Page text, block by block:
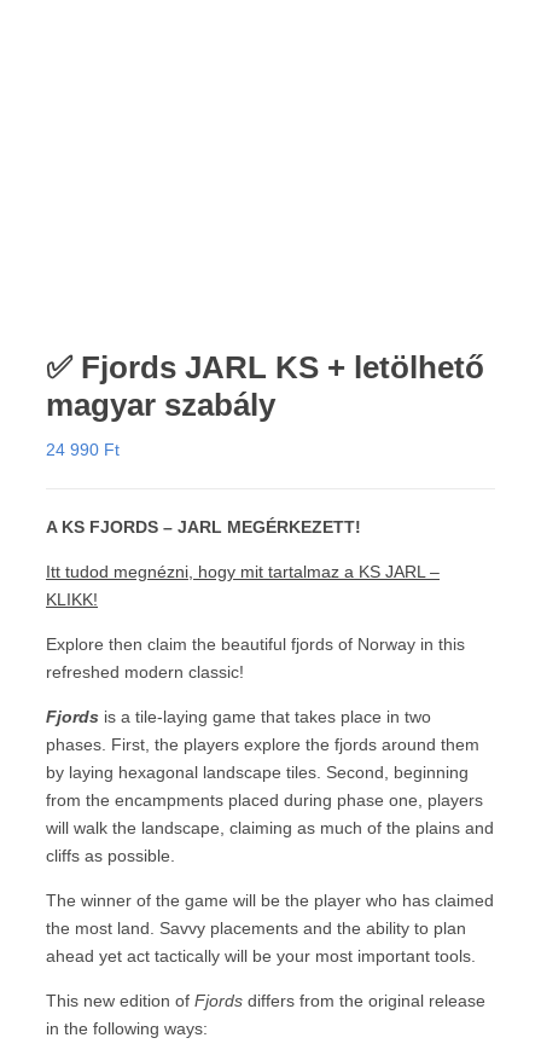
✅ Fjords JARL KS + letölhető
magyar szabály
24 990 Ft
A KS FJORDS – JARL MEGÉRKEZETT!
Itt tudod megnézni, hogy mit tartalmaz a KS JARL –
KLIKK!
Explore then claim the beautiful fjords of Norway in this
refreshed modern classic!
Fjords is a tile-laying game that takes place in two
phases. First, the players explore the fjords around them
by laying hexagonal landscape tiles. Second, beginning
from the encampments placed during phase one, players
will walk the landscape, claiming as much of the plains and
cliffs as possible.
The winner of the game will be the player who has claimed
the most land. Savvy placements and the ability to plan
ahead yet act tactically will be your most important tools.
This new edition of Fjords differs from the original release
in the following ways: